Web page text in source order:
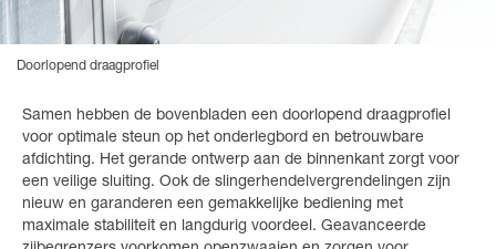
Doorlopend draagprofiel
Samen hebben de bovenbladen een doorlopend draagprofiel
voor optimale steun op het onderlegbord en betrouwbare
afdichting. Het gerande ontwerp aan de binnenkant zorgt voor
een veilige sluiting. Ook de slingerhendelvergrendelingen zijn
nieuw en garanderen een gemakkelijke bediening met
maximale stabiliteit en langdurig voordeel. Geavanceerde